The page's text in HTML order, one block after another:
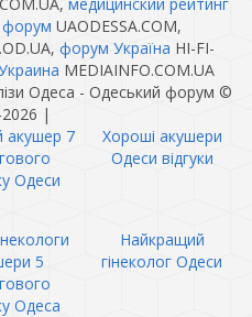
форум UAODESSA.COM,
форум Україна HI-FI-
MEDIAINFO.COM.UA
Одеса - Одеський форум ©
|
акушер 7
Одеси
Хороші акушери
Одеси відгуки
5
Одеса
Найкращий
гінеколог Одеси